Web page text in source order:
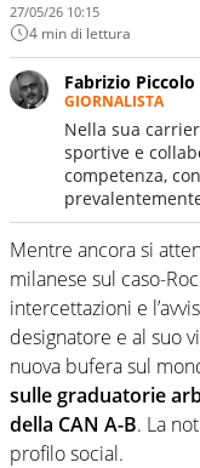
27/05/26 10:15
4 min di lettura
Fabrizio Piccolo
GIORNALISTA
Nella sua
sportive e
competenza,
Mentre ancora si
milanese sul caso-
intercettazioni e
designatore e al suo
nuova bufera sul
sulle graduatorie
della CAN A-B. La
profilo social.